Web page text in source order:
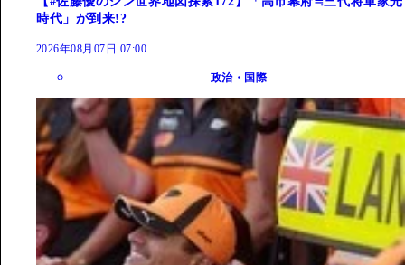
時代」が到来!?
2026年08月07日 07:00
政治・国際